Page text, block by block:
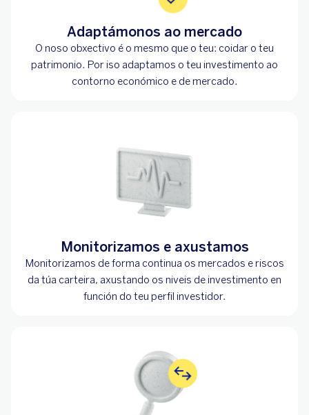
Adaptámonos ao mercado
O noso obxectivo é o mesmo que o teu: coidar o teu
patrimonio. Por iso adaptamos o teu investimento ao
contorno económico e de mercado.
Monitorizamos e axustamos
Monitorizamos de forma continua os mercados e riscos
da túa carteira, axustando os niveis de investimento en
función do teu perfil investidor.